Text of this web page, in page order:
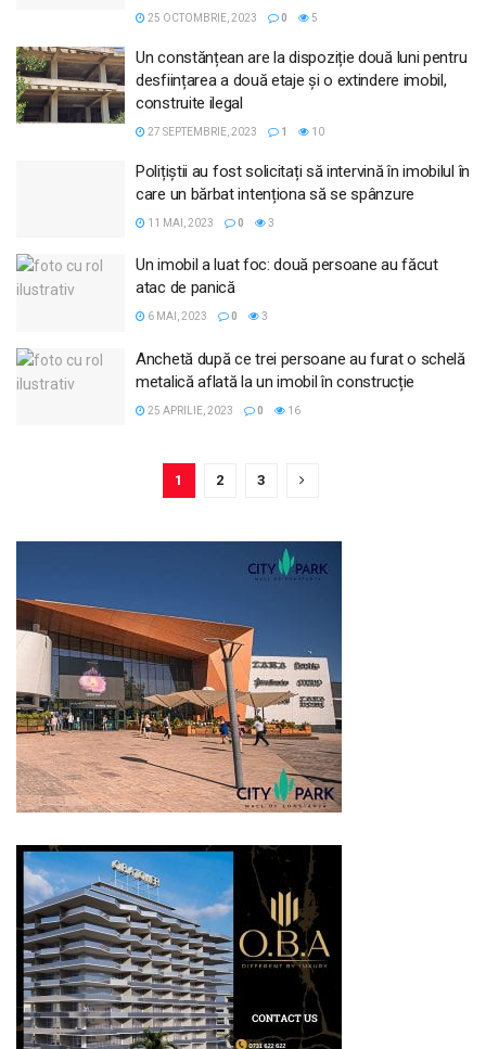
25 OCTOMBRIE, 2023 0 5
Un constănțean are la dispoziție două luni pentru
desființarea a două etaje și o extindere imobil,
construite ilegal
27 SEPTEMBRIE, 2023 1 10
Polițiștii au fost solicitați să intervină în imobilul în
care un bărbat intenționa să se spânzure
11 MAI, 2023 0 3
Un imobil a luat foc: două persoane au făcut
atac de panică
6 MAI, 2023 0 3
Anchetă după ce trei persoane au furat o schelă
metalică aflată la un imobil în construcție
25 APRILIE, 2023 0 16
1 2 3